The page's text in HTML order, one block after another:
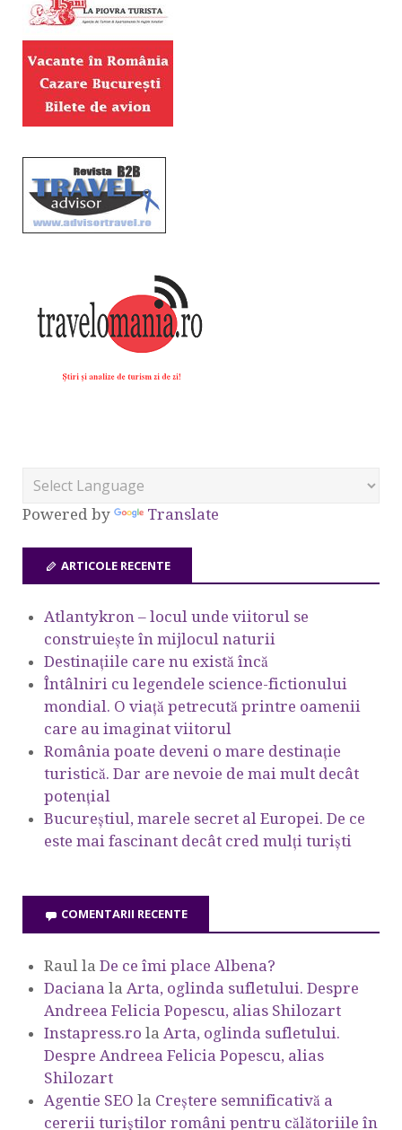
Powered by Translate
ARTICOLE RECENTE
Atlantykron – locul unde viitorul se
construiește în mijlocul naturii
Destinațiile care nu există încă
Întâlniri cu legendele science-fictionului
mondial. O viață petrecută printre oamenii
care au imaginat viitorul
România poate deveni o mare destinație
turistică. Dar are nevoie de mai mult decât
potențial
Bucureștiul, marele secret al Europei. De ce
este mai fascinant decât cred mulți turiști
COMENTARII RECENTE
Raul la De ce îmi place Albena?
Daciana la Arta, oglinda sufletului. Despre
Andreea Felicia Popescu, alias Shilozart
Instapress.ro la Arta, oglinda sufletului.
Despre Andreea Felicia Popescu, alias
Shilozart
Agentie SEO la Creștere semnificativă a
cererii turiștilor români pentru călătoriile în